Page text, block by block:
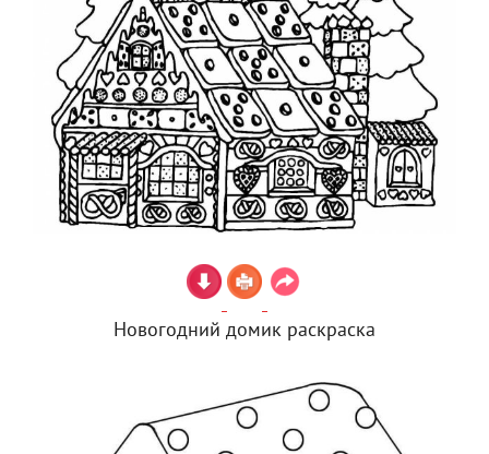
Новогодний домик раскраска